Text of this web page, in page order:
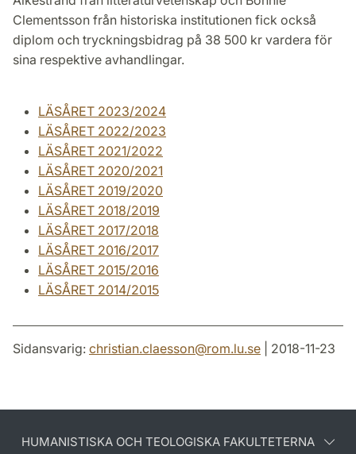
Clementsson från historiska institutionen fick också
diplom och tryckningsbidrag på 38 500 kr vardera för
sina respektive avhandlingar.
LÄSÅRET 2023/2024
LÄSÅRET 2022/2023
LÄSÅRET 2021/2022
LÄSÅRET 2020/2021
LÄSÅRET 2019/2020
LÄSÅRET 2018/2019
LÄSÅRET 2017/2018
LÄSÅRET 2016/2017
LÄSÅRET 2015/2016
LÄSÅRET 2014/2015
Sidansvarig: christian.claesson@rom.lu.se | 2018-11-23
HUMANISTISKA OCH TEOLOGISKA FAKULTETERNA